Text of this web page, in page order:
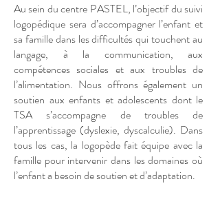
Au sein du centre PASTEL, l’objectif du suivi
logopédique sera d’accompagner l’enfant et
sa famille dans les difficultés qui touchent au
langage, à la communication, aux
compétences sociales et aux troubles de
l’alimentation. Nous offrons également un
soutien aux enfants et adolescents dont le
TSA s’accompagne de troubles de
l’apprentissage (dyslexie, dyscalculie). Dans
tous les cas, la logopède fait équipe avec la
famille pour intervenir dans les domaines où
l’enfant a besoin de soutien et d’adaptation.